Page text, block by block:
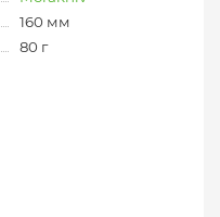
160 мм
80 г